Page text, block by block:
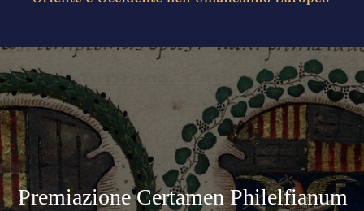
OCCIDENTE
NELL'UMANESIMO
EUROPEO
Premiazione Certamen Philelfianum